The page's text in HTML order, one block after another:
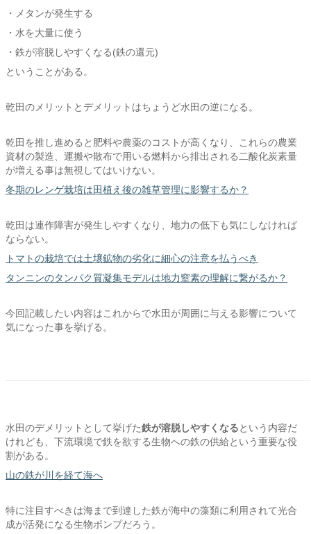
・メタンが発生する
・水を大量に使う
・鉄が溶脱しやすくなる(鉄の還元)
ということがある。
乾田のメリットとデメリットはちょうど水田の逆になる。
乾田を推し進めると肥料や農薬のコストが高くなり、これらの農業
資材の製造、運搬や散布で用いる燃料から排出される二酸化炭素量
が増える事は無視してはいけない。
冬期のレンゲ栽培は田植え後の雑草管理に影響するか？
乾田は連作障害が発生しやすくなり、地力の低下も気にしなければ
ならない。
トマトの栽培では土壌鉱物の劣化に細心の注意を払うべき
タンニンのタンパク質凝集モデルは地力窒素の理解に繋がるか？
今回記載したい内容はこれからで水田が周囲に与える影響について
気になった事を挙げる。
水田のデメリットとして挙げた鉄が溶脱しやすくなるという内容だ
けれども、下流環境で鉄を欲する生物への鉄の供給という重要な役
割がある。
山の鉄が川を経て海へ
特に注目すべきは海まで到達した鉄が海中の藻類に利用されて光合
成が活発になる生物ポンプだろう。